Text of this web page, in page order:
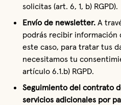
solicitas (art. 6, 1, b) RGPD).
Envío de newsletter. A
podrás recibir información
este caso, para tratar tus
necesitamos tu
artículo 6.1.b) RGPD.
Seguimiento del contrato
servicios adicionales por